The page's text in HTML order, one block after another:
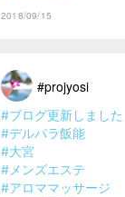
2018/09/15
#projyosi
#ブログ更新しました
#デルパラ飯能
#大宮
#メンズエステ
#アロママッサージ